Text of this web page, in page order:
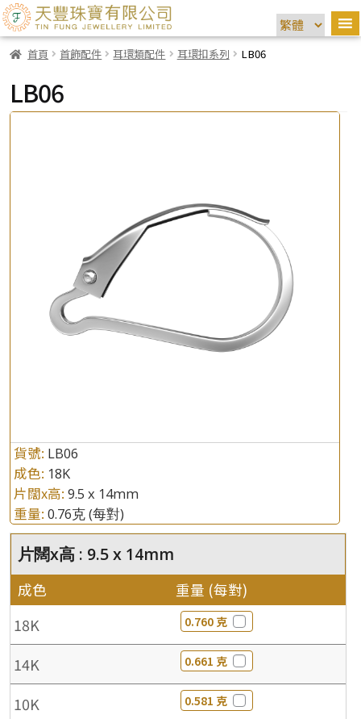
首頁 首飾配件 耳環類配件 耳環扣系列 LB06
LB06
貨號: LB06
成色: 18K
片闊x高: 9.5 x 14mm
重量: 0.76克(每對)
片闊x高 : 9.5 x 14mm
成色 重量 (每對)
18K 0.760 克
14K 0.661 克
10K 0.581 克